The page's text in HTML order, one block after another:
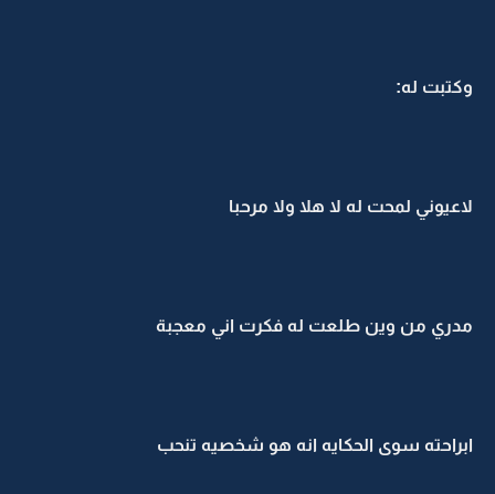
وكتبت له:
لاعيوني لمحت له لا هلا ولا مرحبا
مدري من وين طلعت له فكرت اني معجبة
ابراحته سوى الحكايه انه هو شخصيه تنحب